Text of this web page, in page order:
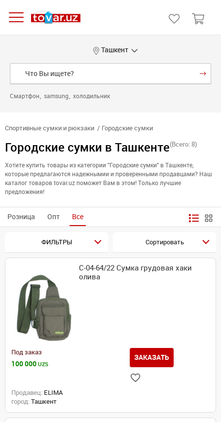
Ташкент
Смартфон samsung холодильник
Спортивные сумки и рюкзаки Городские сумки
Городские сумки в Ташкенте(Всего: 8)
Хотите купить товары из категории "Городские сумки" в Ташкенте,
которые предлагаются надежнымии и проверенными продавцами? Наш
каталог товаров tovar.uz поможет Вам в этом! Только лучшие
предложения!
Розница Опт Все
ФИЛЬТРЫ Сортировать
С-04-64/22 Сумка грудовая хаки
олива
Под заказ
100 000 UZS
ЗАКАЗАТЬ
Продавец: ELIMA
город: Ташкент